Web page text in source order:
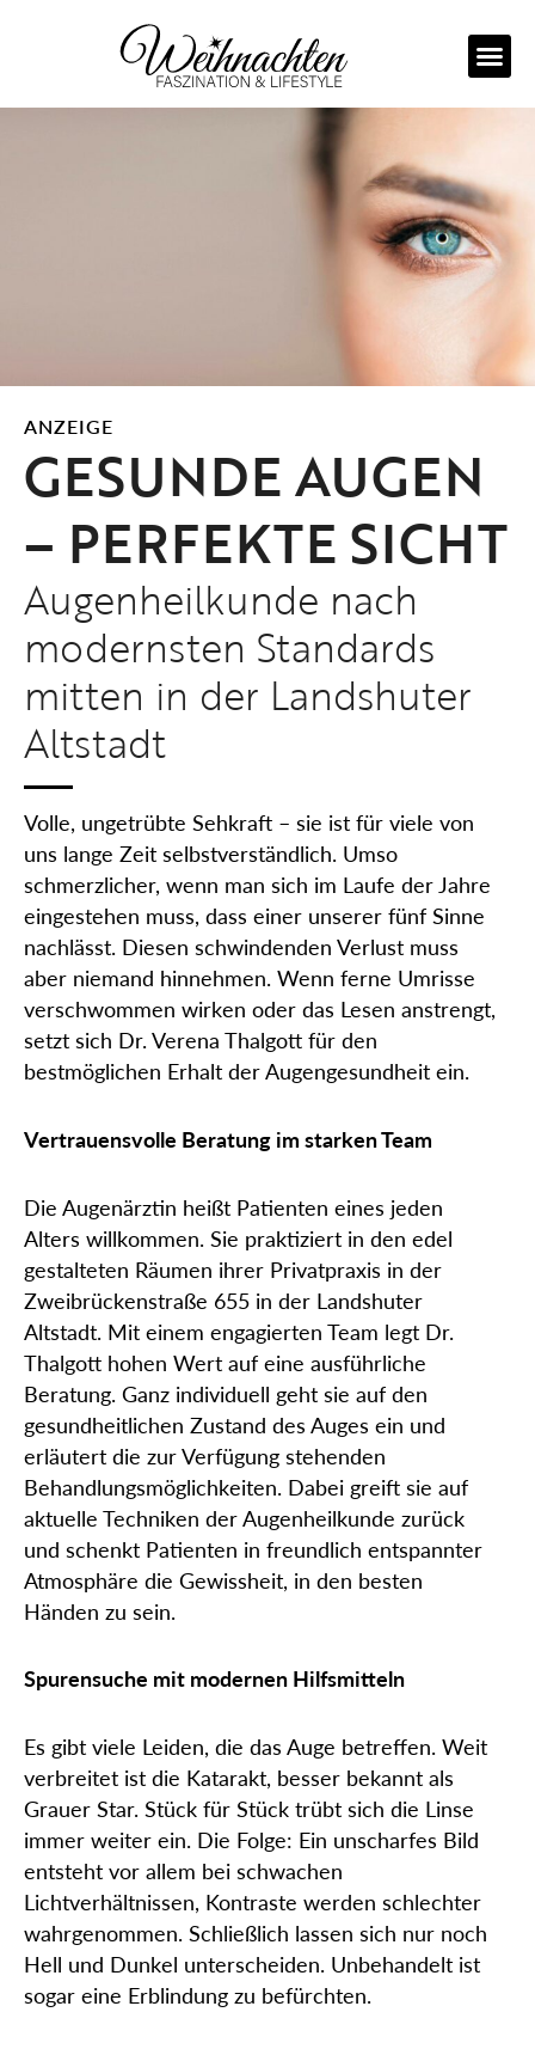
ANZEIGE
GESUNDE AUGEN
– PERFEKTE SICHT
Augenheilkunde nach
modernsten Standards
mitten in der Landshuter
Altstadt
Volle, ungetrübte Sehkraft – sie ist für viele von
uns lange Zeit selbstverständlich. Umso
schmerzlicher, wenn man sich im Laufe der Jahre
eingestehen muss, dass einer unserer fünf Sinne
nachlässt. Diesen schwindenden Verlust muss
aber niemand hinnehmen. Wenn ferne Umrisse
verschwommen wirken oder das Lesen anstrengt,
setzt sich Dr. Verena Thalgott für den
bestmöglichen Erhalt der Augengesundheit ein.
Vertrauensvolle Beratung im starken Team
Die Augenärztin heißt Patienten eines jeden
Alters willkommen. Sie praktiziert in den edel
gestalteten Räumen ihrer Privatpraxis in der
Zweibrückenstraße 655 in der Landshuter
Altstadt. Mit einem engagierten Team legt Dr.
Thalgott hohen Wert auf eine ausführliche
Beratung. Ganz individuell geht sie auf den
gesundheitlichen Zustand des Auges ein und
erläutert die zur Verfügung stehenden
Behandlungsmöglichkeiten. Dabei greift sie auf
aktuelle Techniken der Augenheilkunde zurück
und schenkt Patienten in freundlich entspannter
Atmosphäre die Gewissheit, in den besten
Händen zu sein.
Spurensuche mit modernen Hilfsmitteln
Es gibt viele Leiden, die das Auge betreffen. Weit
verbreitet ist die Katarakt, besser bekannt als
Grauer Star. Stück für Stück trübt sich die Linse
immer weiter ein. Die Folge: Ein unscharfes Bild
entsteht vor allem bei schwachen
Lichtverhältnissen, Kontraste werden schlechter
wahrgenommen. Schließlich lassen sich nur noch
Hell und Dunkel unterscheiden. Unbehandelt ist
sogar eine Erblindung zu befürchten.